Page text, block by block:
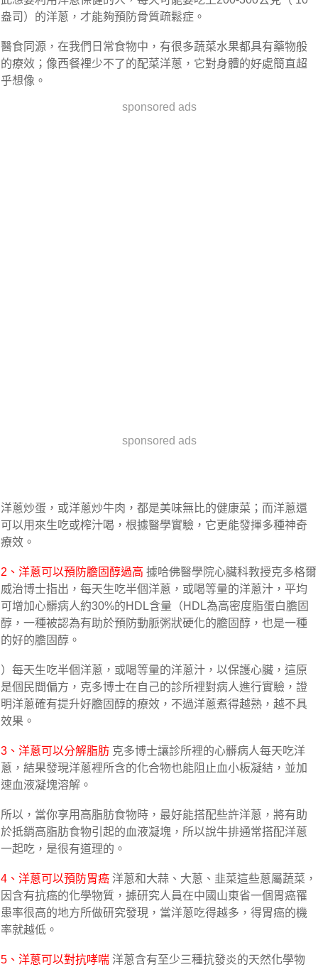
盎司）的洋蔥，才能夠預防骨質疏鬆症。
醫食同源，在我們日常食物中，有很多蔬菜水果都具有藥物般
的療效；像西餐裡少不了的配菜洋蔥，它對身體的好處簡直超
乎想像。
sponsored ads
sponsored ads
洋蔥炒蛋，或洋蔥炒牛肉，都是美味無比的健康菜；而洋蔥還
可以用來生吃或榨汁喝，根據醫學實驗，它更能發揮多種神奇
療效。
2、洋蔥可以預防膽固醇過高 據哈佛醫學院心臟科教授克多格爾
威治博士指出，每天生吃半個洋蔥，或喝等量的洋蔥汁，平均
可增加心髒病人約30%的HDL含量（HDL為高密度脂蛋白膽固
醇，一種被認為有助於預防動脈粥狀硬化的膽固醇，也是一種
的好的膽固醇。
）每天生吃半個洋蔥，或喝等量的洋蔥汁，以保護心臟，這原
是個民間偏方，克多博士在自己的診所裡對病人進行實驗，證
明洋蔥確有提升好膽固醇的療效，不過洋蔥煮得越熟，越不具
效果。
3、洋蔥可以分解脂肪 克多博士讓診所裡的心髒病人每天吃洋
蔥，結果發現洋蔥裡所含的化合物也能阻止血小板凝結，並加
速血液凝塊溶解。
所以，當你享用高脂肪食物時，最​​好能搭配些許洋蔥，將有助
於抵銷高脂肪食物引起的血液凝塊，所以說牛排通常搭配洋蔥
一起吃，是很有道理的。
4、洋蔥可以預防胃癌 洋蔥和大蒜、大蔥、韭菜這些蔥屬蔬菜，
因含有抗癌的化學物質，據研究人員在中國山東省一個胃癌罹
患率很高的地方所做研究發現，當洋蔥吃得越多​​，得胃癌的機
率就越低。
5、洋蔥可以對抗哮喘 洋蔥含有至少三種抗發炎的天然化學物